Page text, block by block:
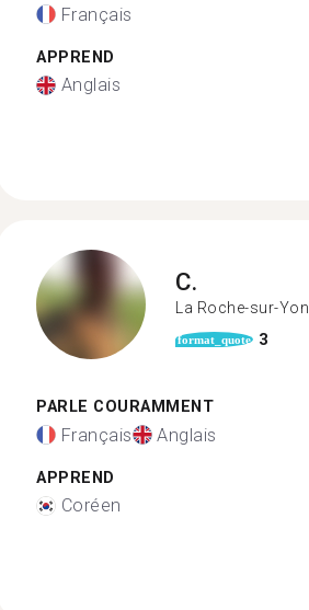
Français
APPREND
Anglais
C.
La Roche-sur-Yon
format_quote 3
PARLE COURAMMENT
Français Anglais
APPREND
Coréen